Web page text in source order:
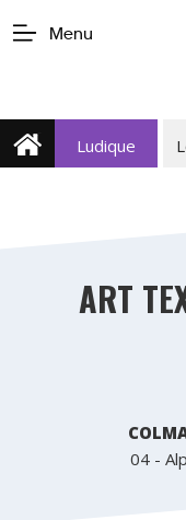
Menu
Ludique
ART
04 -